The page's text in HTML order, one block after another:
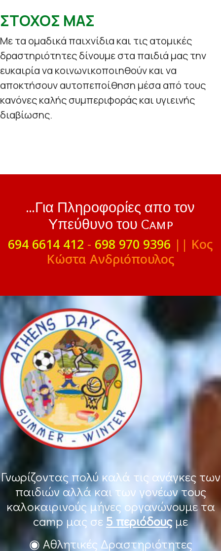
ΣΤΟΧΟΣ ΜΑΣ
Με τα ομαδικά παιχνίδια και τις ατομικές
δραστηριότητες δίνουμε στα παιδιά μας την
ευκαιρία να κοινωνικοποιηθούν και να
αποκτήσουν αυτοπεποίθηση μέσα από τους
κανόνες καλής συμπεριφοράς και υγιεινής
διαβίωσης.
...Για Πληροφορίες απο τον
Υπεύθυνο του Camp
694 6614 412 - 698 970 9396 || Κος
Κώστα Ανδριόπουλος
Γνωρίζοντας πολύ καλά τις ανάγκες των
παιδιών αλλά και των γονέων τους
καλοκαιρινούς μήνες οργανώνουμε τα
camp μας σε 5 περιόδουςμε
◉ Αθλητικές Δραστηριότητες